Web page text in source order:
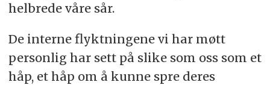
helbrede våre sår.
De interne flyktningene vi har møtt
personlig har sett på slike som oss som et
håp, et håp om å kunne spre deres